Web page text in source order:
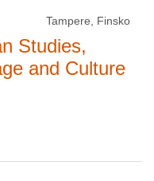
Tampere, Finsko
Studies,
and Culture